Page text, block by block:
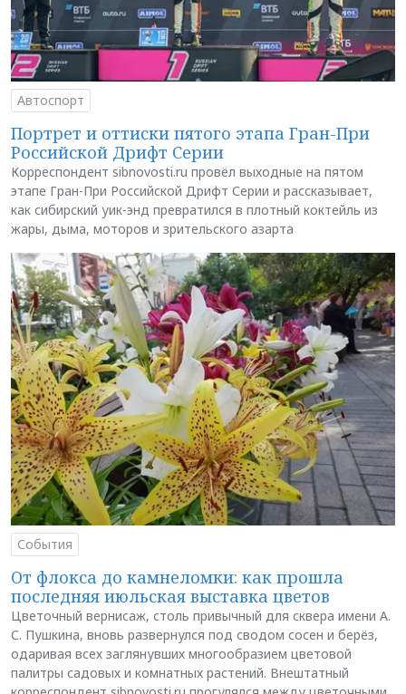
Автоспорт
Портрет и оттиски пятого этапа Гран-При
Российской Дрифт Серии
Корреспондент sibnovosti.ru провёл выходные на пятом
этапе Гран-При Российской Дрифт Серии и рассказывает,
как сибирский уик-энд превратился в плотный коктейль из
жары, дыма, моторов и зрительского азарта
События
От флокса до камнеломки: как прошла
последняя июльская выставка цветов
Цветочный вернисаж, столь привычный для сквера имени А.
С. Пушкина, вновь развернулся под сводом сосен и берёз,
одаривая всех заглянувших многообразием цветовой
палитры садовых и комнатных растений. Внештатный